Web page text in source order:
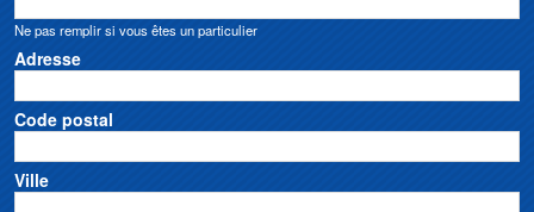
Ne pas remplir si vous êtes un particulier
Adresse
Code postal
Ville